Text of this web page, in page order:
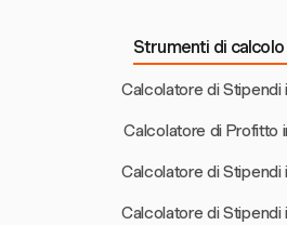
Strumenti di
Calcolatore di Stipendi
Calcolatore di Profitto
Calcolatore di Stipendi
Calcolatore di Stipendi